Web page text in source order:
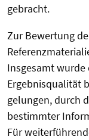
gebracht.
Zur Bewertung
Insgesamt
Ergebnisqualität
gelungen, durch
bestimmter
Für